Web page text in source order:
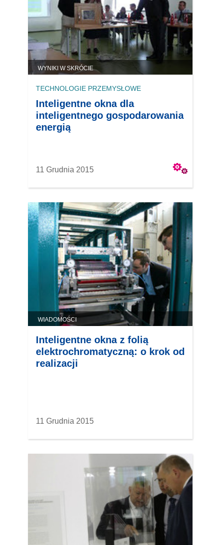
WYNIKI W SKRÓCIE
TECHNOLOGIE PRZEMYSŁOWE
Inteligentne okna dla
inteligentnego gospodarowania
energią
11 Grudnia 2015
WIADOMOŚCI
Inteligentne okna z folią
elektrochromatyczną: o krok od
realizacji
11 Grudnia 2015